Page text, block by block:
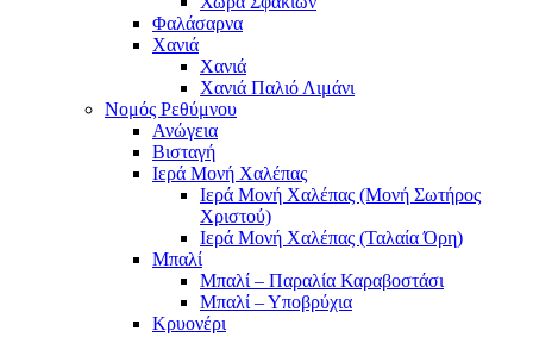
Φαλάσαρνα
Χανιά
Χανιά
Χανιά Παλιό Λιμάνι
Νομός Ρεθύμνου
Ανώγεια
Βισταγή
Ιερά Μονή Χαλέπας
Ιερά Μονή Χαλέπας (Μονή Σωτήρος
Χριστού)
Ιερά Μονή Χαλέπας (Ταλαία Όρη)
Μπαλί
Μπαλί – Παραλία Καραβοστάσι
Μπαλί – Υποβρύχια
Κρυονέρι